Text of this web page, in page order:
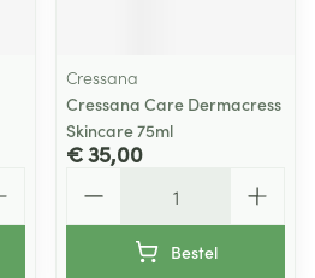
Cressana
Cressana Care Dermacress
Skincare 75ml
€ 35,00
Bestel